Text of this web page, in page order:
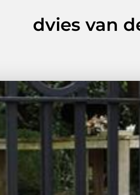
dvies van